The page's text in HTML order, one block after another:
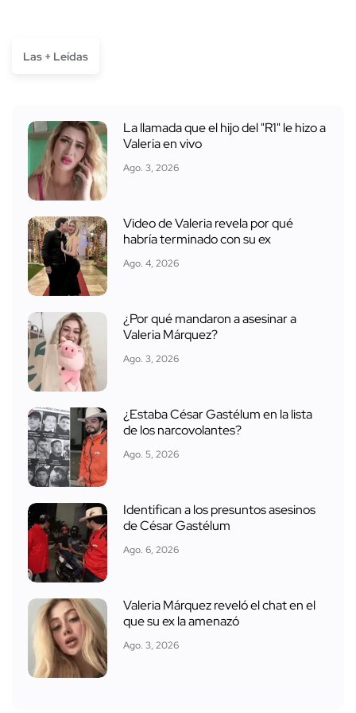
Las + Leídas
La llamada que el hijo del "R1" le hizo a
Valeria en vivo
Ago. 3, 2026
Video de Valeria revela por qué
habría terminado con su ex
Ago. 4, 2026
¿Por qué mandaron a asesinar a
Valeria Márquez?
Ago. 3, 2026
¿Estaba César Gastélum en la lista
de los narcovolantes?
Ago. 5, 2026
Identifican a los presuntos asesinos
de César Gastélum
Ago. 6, 2026
Valeria Márquez reveló el chat en el
que su ex la amenazó
Ago. 3, 2026